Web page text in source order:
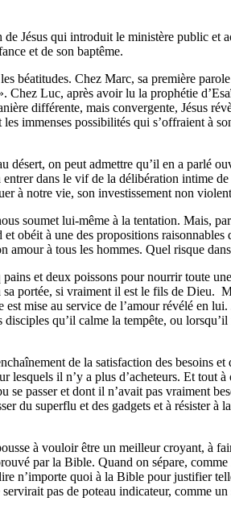
Jésus qui introduit le ministère public et
et de son baptême.
béatitudes. Chez Marc, sa première
Luc, après avoir lu la prophétie
différente, mais convergente, Jésus
immenses possibilités qui s’offraient à
on peut admettre qu’il en a parlé
dans le vif de la délibération intime
à notre vie, son investissement non
soumet lui-même à la tentation. Mais,
obéit à une des propositions
à tous les hommes. Quel risque
et deux poissons pour nourrir toute
portée, si vraiment il est le fils de Dieu.
mise au service de l’amour révélé en
disciples qu’il calme la tempête, ou
de la satisfaction des besoins
il n’y a plus d’acheteurs. Et tout
passer et dont il n’avait pas vraiment
du superflu et des gadgets et à résister à
à vouloir être un meilleur croyant, à
par la Bible. Quand on sépare,
n’importe quoi à la Bible pour justifier
pas de poteau indicateur, comme